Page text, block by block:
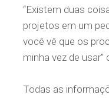
“Existem duas
projetos em um
você vê que os
minha vez de usar”
Todas as